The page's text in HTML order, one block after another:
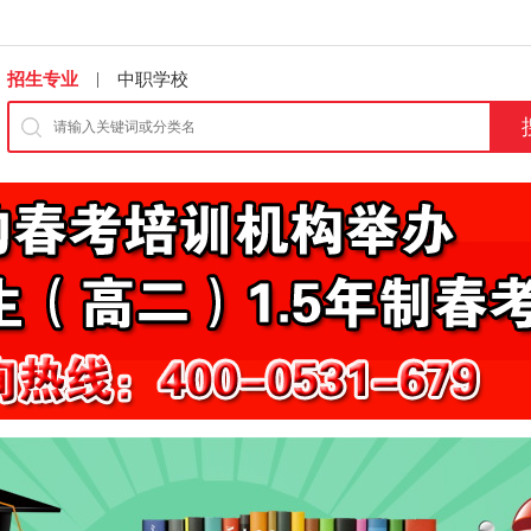
招生专业 | 中职学校